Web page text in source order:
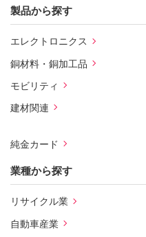
製品から探す
エレクトロニクス
銅材料・銅加工品
モビリティ
建材関連
純金カード
業種から探す
リサイクル業
自動車産業